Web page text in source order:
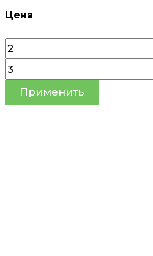
Цена
Применить